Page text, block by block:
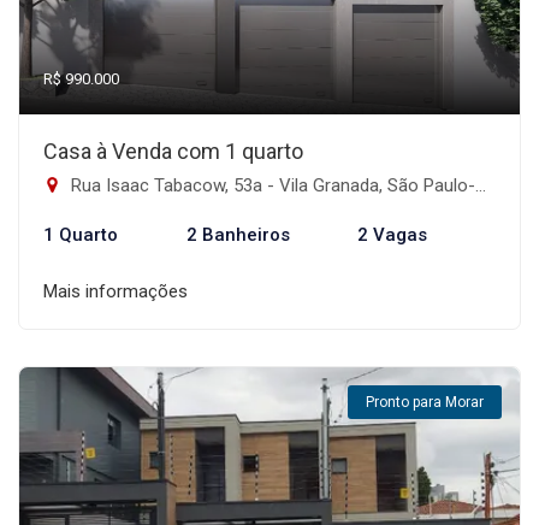
R$ 990.000
Casa à Venda com 1 quarto
Rua Isaac Tabacow, 53a - Vila Granada, São Paulo-SP
1 Quarto 2 Banheiros 2 Vagas
Mais informações
Pronto para Morar